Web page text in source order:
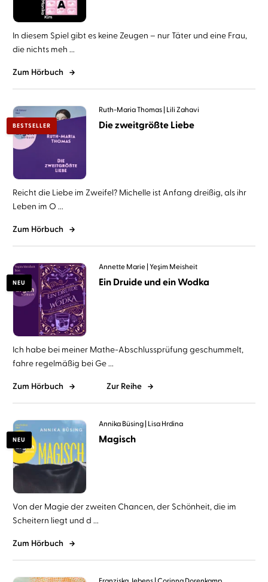
In diesem Spiel gibt es keine Zeugen – nur Täter und eine Frau,
die nichts meh ...
Zum Hörbuch
BESTSELLER
Ruth-Maria Thomas Lili Zahavi
Die zweitgrößte Liebe
Reicht die Liebe im Zweifel? Michelle ist Anfang dreißig, als ihr
Leben im O ...
Zum Hörbuch
NEU
Annette Marie Yeşim Meisheit
Ein Druide und ein Wodka
Ich habe bei meiner Mathe-Abschlussprüfung geschummelt,
fahre regelmäßig bei Ge ...
Zum Hörbuch Zur Reihe
NEU
Annika Büsing Lisa Hrdina
Magisch
Von der Magie der zweiten Chancen, der Schönheit, die im
Scheitern liegt und d ...
Zum Hörbuch